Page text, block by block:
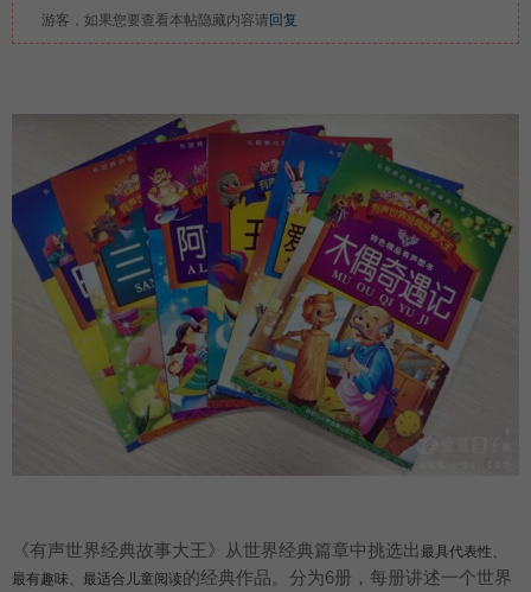
游客，如果您要查看本帖隐藏内容请 回复
《有声世界经典故事大王》从世界经典篇章中挑选出 最具代表性、
最有趣味、最适合儿童阅读的经典作品。分为6册，每册讲述一个世界